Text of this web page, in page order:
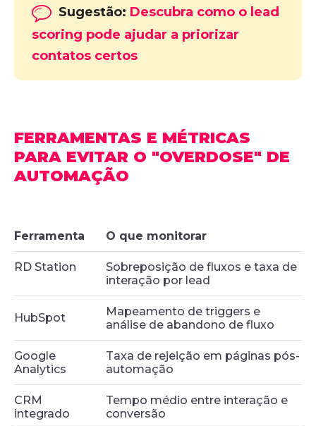
Sugestão: Descubra como o lead
scoring pode ajudar a priorizar
contatos certos
FERRAMENTAS E MÉTRICAS
PARA EVITAR O "OVERDOSE" DE
AUTOMAÇÃO
Ferramenta O que monitorar
RD Station
Sobreposição de fluxos e taxa de
interação por lead
HubSpot
Mapeamento de triggers e
análise de abandono de fluxo
Google
Analytics
Taxa de rejeição em páginas pós-
automação
CRM
integrado
Tempo médio entre interação e
conversão